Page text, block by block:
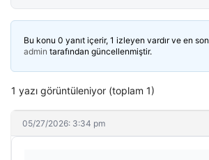
Bu konu 0 yanıt içerir, 1 izleyen vardır ve en son
admin tarafından güncellenmiştir.
1 yazı görüntüleniyor (toplam 1)
05/27/2026: 3:34 pm